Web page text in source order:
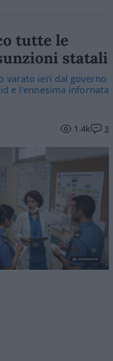
tutte le
statali
varato ieri dal governo
e l'ennesima infornata
1.4k 3